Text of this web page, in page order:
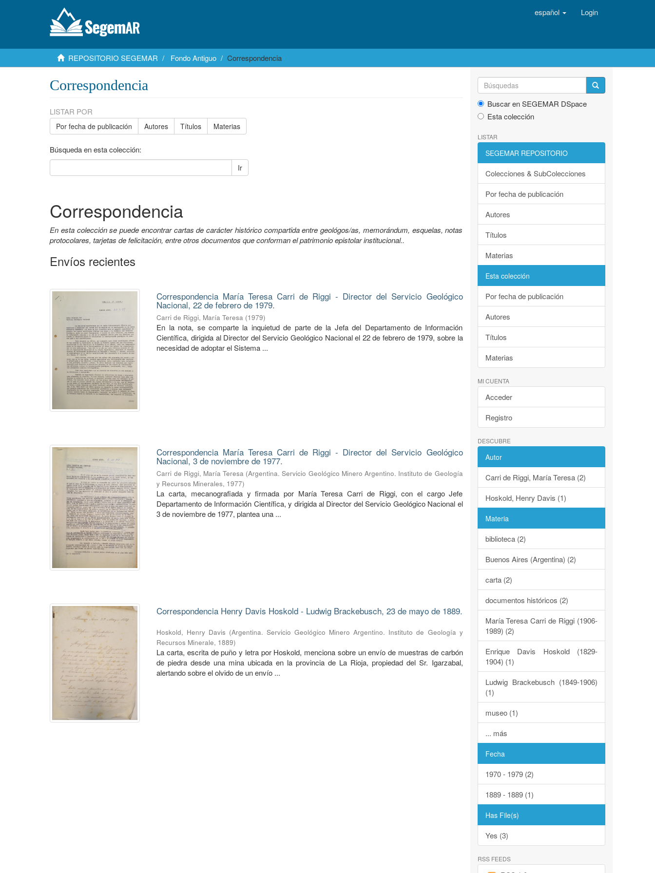
español Login
REPOSITORIO SEGEMAR Fondo Antiguo Correspondencia
Correspondencia
LISTAR POR
Por fecha de publicación Autores Títulos Materias
Búsqueda en esta colección:
Ir
Correspondencia
En esta colección se puede encontrar cartas de carácter histórico compartida entre geológos/as, memorándum, esquelas, notas
protocolares, tarjetas de felicitación, entre otros documentos que conforman el patrimonio epistolar institucional..
Envíos recientes
Correspondencia María Teresa Carri de Riggi - Director del Servicio Geológico
Nacional, 22 de febrero de 1979.
Carri de Riggi, María Teresa (1979)
En la nota, se comparte la inquietud de parte de la Jefa del Departamento de Información
Científica, dirigida al Director del Servicio Geológico Nacional el 22 de febrero de 1979, sobre la
necesidad de adoptar el Sistema ...
Correspondencia María Teresa Carri de Riggi - Director del Servicio Geológico
Nacional, 3 de noviembre de 1977.
Carri de Riggi, María Teresa (Argentina. Servicio Geológico Minero Argentino. Instituto de Geología
y Recursos Minerales, 1977)
La carta, mecanografiada y firmada por María Teresa Carri de Riggi, con el cargo Jefe
Departamento de Información Científica, y dirigida al Director del Servicio Geológico Nacional el
3 de noviembre de 1977, plantea una ...
Correspondencia Henry Davis Hoskold - Ludwig Brackebusch, 23 de mayo de 1889.
Hoskold, Henry Davis (Argentina. Servicio Geológico Minero Argentino. Instituto de Geología y
Recursos Minerale, 1889)
La carta, escrita de puño y letra por Hoskold, menciona sobre un envío de muestras de carbón
de piedra desde una mina ubicada en la provincia de La Rioja, propiedad del Sr. Igarzabal,
alertando sobre el olvido de un envío ...
Buscar en SEGEMAR DSpace
Esta colección
LISTAR
SEGEMAR REPOSITORIO
Colecciones & SubColecciones
Por fecha de publicación
Autores
Títulos
Materias
Esta colección
Por fecha de publicación
Autores
Títulos
Materias
MI CUENTA
Acceder
Registro
DESCUBRE
Autor
Carri de Riggi, María Teresa (2)
Hoskold, Henry Davis (1)
Materia
biblioteca (2)
Buenos Aires (Argentina) (2)
carta (2)
documentos históricos (2)
María Teresa Carri de Riggi (1906-
1989) (2)
Enrique Davis Hoskold (1829-
1904) (1)
Ludwig Brackebusch (1849-1906)
(1)
museo (1)
... más
Fecha
1970 - 1979 (2)
1889 - 1889 (1)
Has File(s)
Yes (3)
RSS FEEDS